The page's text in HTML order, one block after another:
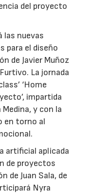
del proyecto
las nuevas
para el diseño
de Javier Muñoz
La jornada
‘Home
impartida
y con la
en torno al
artificial aplicada
de proyectos
de Juan Sala, de
Nyra